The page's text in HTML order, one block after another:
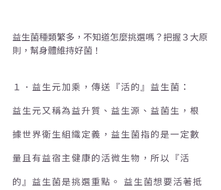
益生菌種類繁多，不知道怎麼挑選嗎？把握３大原
則，幫身體維持好菌！
１．益生元加乘，傳送『活的』益生菌：
益生元又稱為益升質、益生源、益菌生，根
據世界衛生組織定義，益生菌指的是一定數
量且有益宿主健康的活微生物，所以『活
的』益生菌是挑選重點。 益生菌想要活著抵